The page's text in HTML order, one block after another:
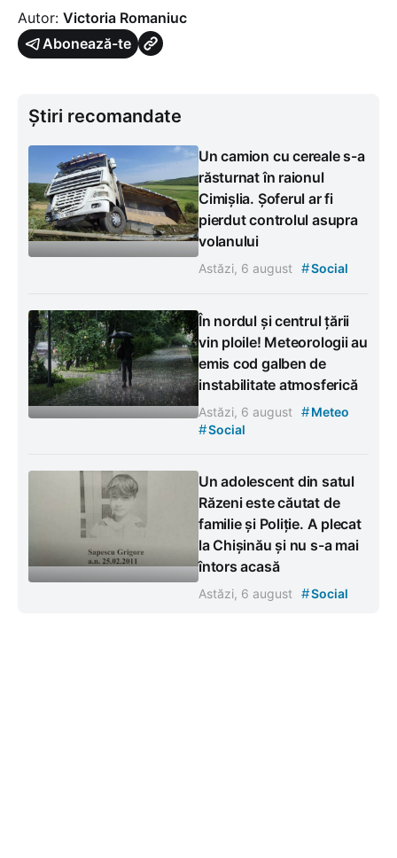
Autor: Victoria Romaniuc
Abonează-te
Știri recomandate
Un camion cu cereale s-a
răsturnat în raionul
Cimișlia. Șoferul ar fi
pierdut controlul asupra
volanului
Astăzi, 6 august #Social
În nordul și centrul țării
vin ploile! Meteorologii au
emis cod galben de
instabilitate atmosferică
Astăzi, 6 august #Meteo
#Social
Un adolescent din satul
Răzeni este căutat de
familie și Poliție. A plecat
la Chișinău și nu s-a mai
întors acasă
Astăzi, 6 august #Social